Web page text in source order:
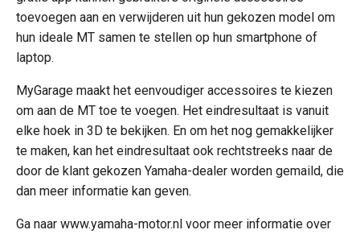
toevoegen aan en verwijderen uit hun gekozen model om
hun ideale MT samen te stellen op hun smartphone of
laptop.
MyGarage maakt het eenvoudiger accessoires te kiezen
om aan de MT toe te voegen. Het eindresultaat is vanuit
elke hoek in 3D te bekijken. En om het nog gemakkelijker
te maken, kan het eindresultaat ook rechtstreeks naar de
door de klant gekozen Yamaha-dealer worden gemaild, die
dan meer informatie kan geven.
Ga naar www.yamaha-motor.nl voor meer informatie over